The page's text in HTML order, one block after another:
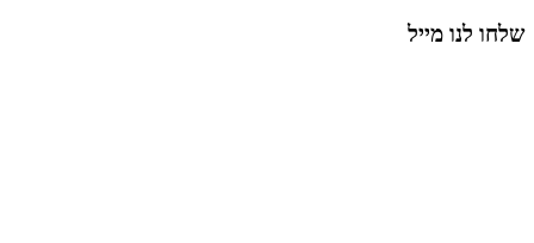
שלחו לנו מייל